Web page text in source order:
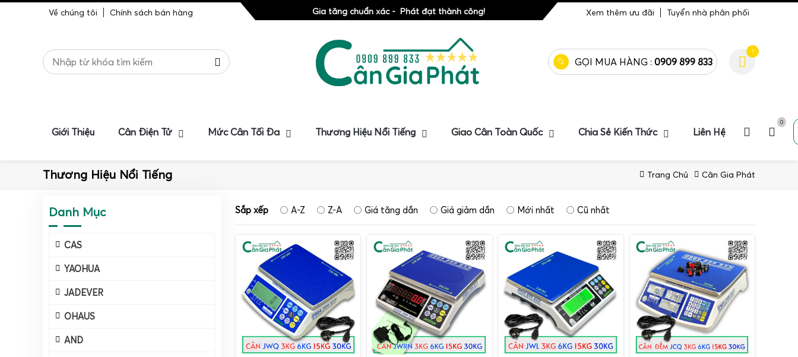
Về chúng tôi Chính sách bán hàng Gia tăng chuẩn xác - Phát đạt thành công! Xem thêm ưu đãi Tuyển nhà phân phối
GỌI MUA HÀNG : 0909 899 833
1
Giới Thiệu Cân Điện Tử Mức Cân Tối Đa Thương Hiệu Nổi Tiếng Giao Cân Toàn Quốc Chia Sẻ Kiến Thức Liên Hệ
0
Thương Hiệu Nổi Tiếng Trang Chủ Cân Gia Phát
Danh Mục
CAS
YAOHUA
JADEVER
OHAUS
AND
Sắp xếp A-Z Z-A Giá tăng dần Giá giảm dần Mới nhất Cũ nhất